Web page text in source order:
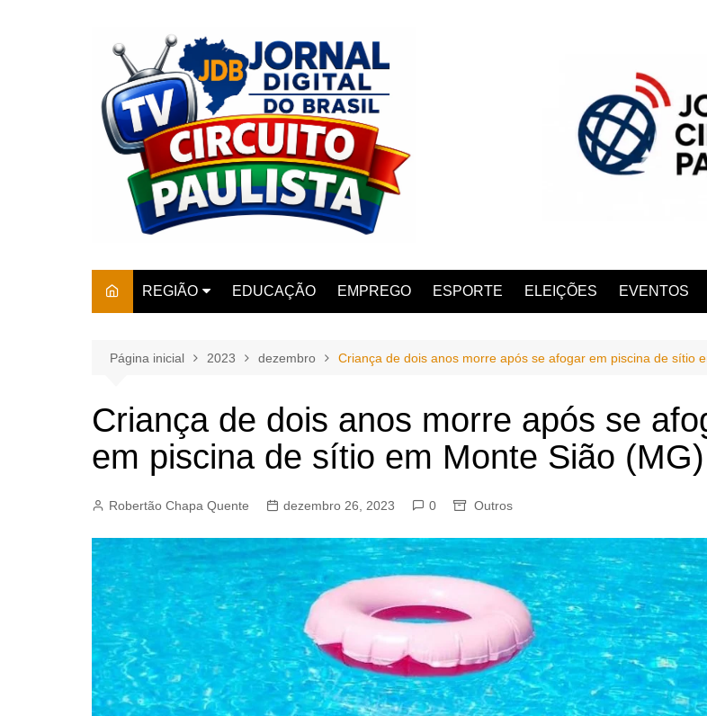
REGIÃO
AMPARO
BARRETOS
CAMPINAS
JAGUARIÚNA
JUNDIAÍ
LIMEIRA
MOGI MIRIM
PAULÍNIA
PEDREIRA
EDUCAÇÃO EMPREGO ESPORTE ELEIÇÕES EVENTOS
Página inicial 2023 dezembro Criança de dois anos morre após se afogar em piscina de sítio
Criança de dois anos morre após se
em piscina de sítio em Monte Sião
Robertão Chapa Quente dezembro 26, 2023 0 Outros